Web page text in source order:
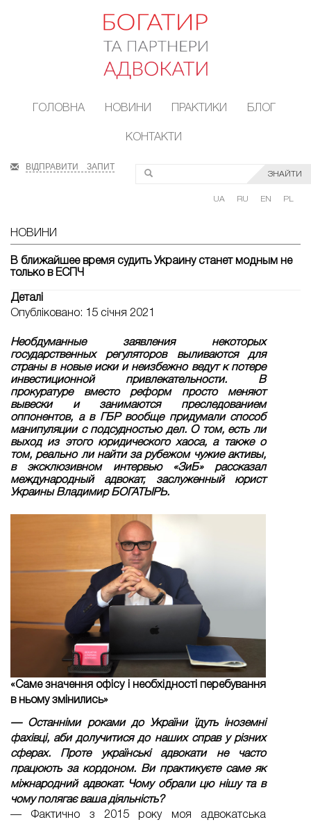
ГОЛОВНА НОВИНИ ПРАКТИКИ БЛОГ
КОНТАКТИ
ВІДПРАВИТИ ЗАПИТ
ЗНАЙТИ
UA RU EN PL
НОВИНИ
В ближайшее время судить Украину станет модным не
только в ЕСПЧ
Деталі
Опубліковано: 15 січня 2021
Необдуманные заявления некоторых
государственных регуляторов выливаются для
страны в новые иски и неизбежно ведут к потере
инвестиционной привлекательности. В
прокуратуре вместо реформ просто меняют
вывески и занимаются преследованием
оппонентов, а в ГБР вообще придумали способ
манипуляции с подсудностью дел. О том, есть ли
выход из этого юридического хаоса, а также о
том, реально ли найти за рубежом чужие активы,
в эксклюзивном интервью «ЗиБ» рассказал
международный адвокат, заслуженный юрист
Украины Владимир БОГАТЫРЬ.
«Саме значення офісу і необхідності перебування
в ньому змінились»
— Останніми роками до України їдуть іноземні
фахівці, аби долучитися до наших справ у різних
сферах. Проте українські адвокати не часто
працюють за кордоном. Ви практикуєте саме як
міжнародний адвокат. Чому обрали цю нішу та в
чому полягає ваша діяльність?
— Фактично з 2015 року моя адвокатська